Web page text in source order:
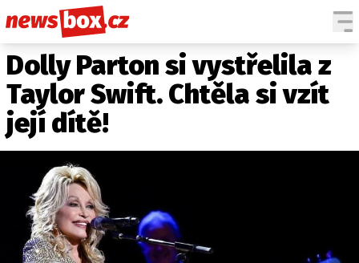
DOMÁCÍ
ZAHRANIČÍ
POČASÍ
KRIMI
EKONOMIKA
KULTURA
SPOLEČNOST
SPORT
ČESKÉ CELEBRITY
SVĚTOVÉ CELEBRITY
Dolly Parton si vystřelila z
Taylor Swift. Chtěla si vzít
její dítě!